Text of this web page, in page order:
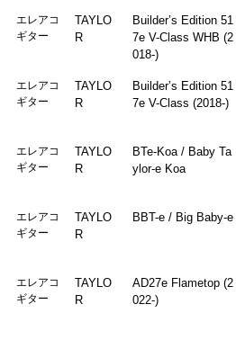
エレアコ
ギター
TAYLO
R
Builder’s Edition 51
7e V-Class WHB (2
018-)
エレアコ
ギター
TAYLO
R
Builder’s Edition 51
7e V-Class (2018-)
エレアコ
ギター
TAYLO
R
BTe-Koa / Baby Ta
ylor-e Koa
エレアコ
ギター
TAYLO
R
BBT-e / Big Baby-e
エレアコ
ギター
TAYLO
R
AD27e Flametop (2
022-)